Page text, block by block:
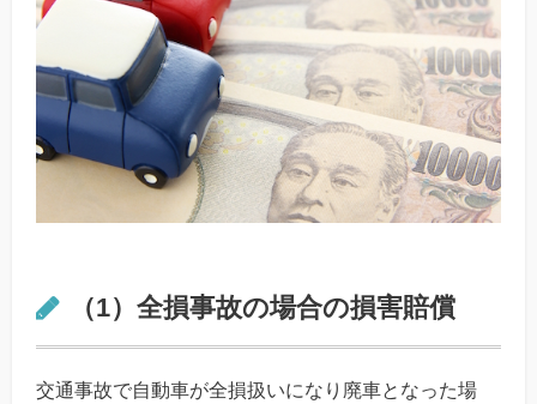
（1）全損事故の場合の損害賠償
交通事故で自動車が全損扱いになり廃車となった場